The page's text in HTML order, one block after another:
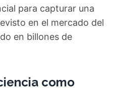
para capturar una
en el mercado del
en billones de
como